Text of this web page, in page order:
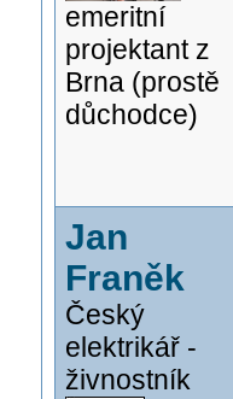
emeritní
projektant z
Brna (prostě
důchodce)
Jan
Franěk
Český
elektrikář -
živnostník